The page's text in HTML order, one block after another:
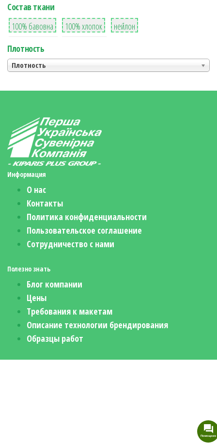
Состав ткани
8
100% бавовна
36
100% хлопок
2
нейлон
Плотность
Плотность
Информация
О нас
Контакты
Политика конфиденциальности
Пользовательское соглашение
Сотрудничество с нами
Полезно знать
Блог компании
Цены
Требования к макетам
Описание технологии брендирования
Образцы работ
Помощник